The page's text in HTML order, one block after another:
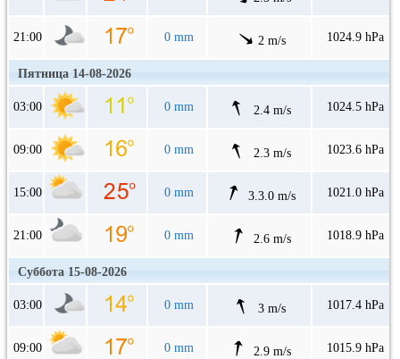
21:00 0 mm 2 m/s 1024.9 hPa
Пятница 14-08-2026
03:00 0 mm 2.4 m/s 1024.5 hPa
09:00 0 mm 2.3 m/s 1023.6 hPa
15:00 0 mm 3.3.0 m/s 1021.0 hPa
21:00 0 mm 2.6 m/s 1018.9 hPa
Суббота 15-08-2026
03:00 0 mm 3 m/s 1017.4 hPa
09:00 0 mm 2.9 m/s 1015.9 hPa